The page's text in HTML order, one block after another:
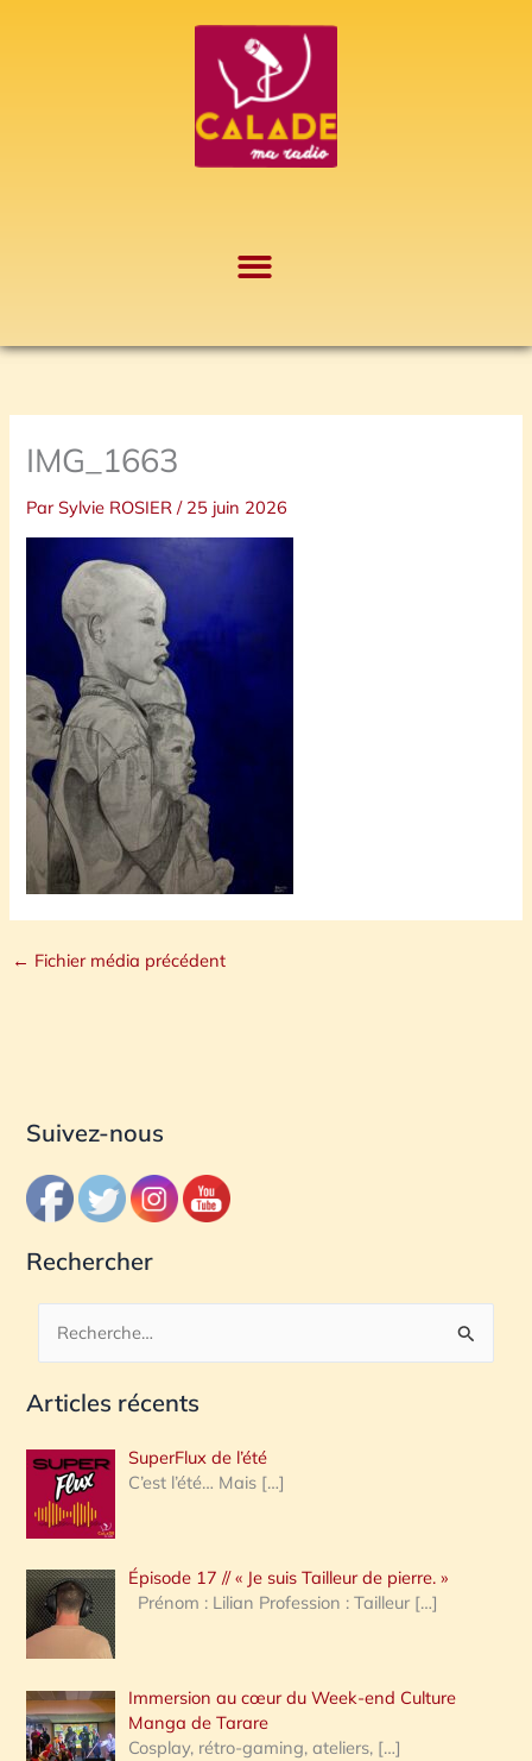
IMG_1663
ParSylvie ROSIER/ 25 juin 2026
← Fichier média précédent
Suivez-nous
Rechercher
c
e
r
c
h
e
:
Articles récents
SuperFlux de l’été
C’est l’été… Mais […]
Épisode 17 // « Je suis Tailleur de pierre. »
Prénom : Lilian Profession : Tailleur […]
Immersion au cœur du Week-end Culture
Manga de Tarare
Cosplay, rétro-gaming, ateliers, […]